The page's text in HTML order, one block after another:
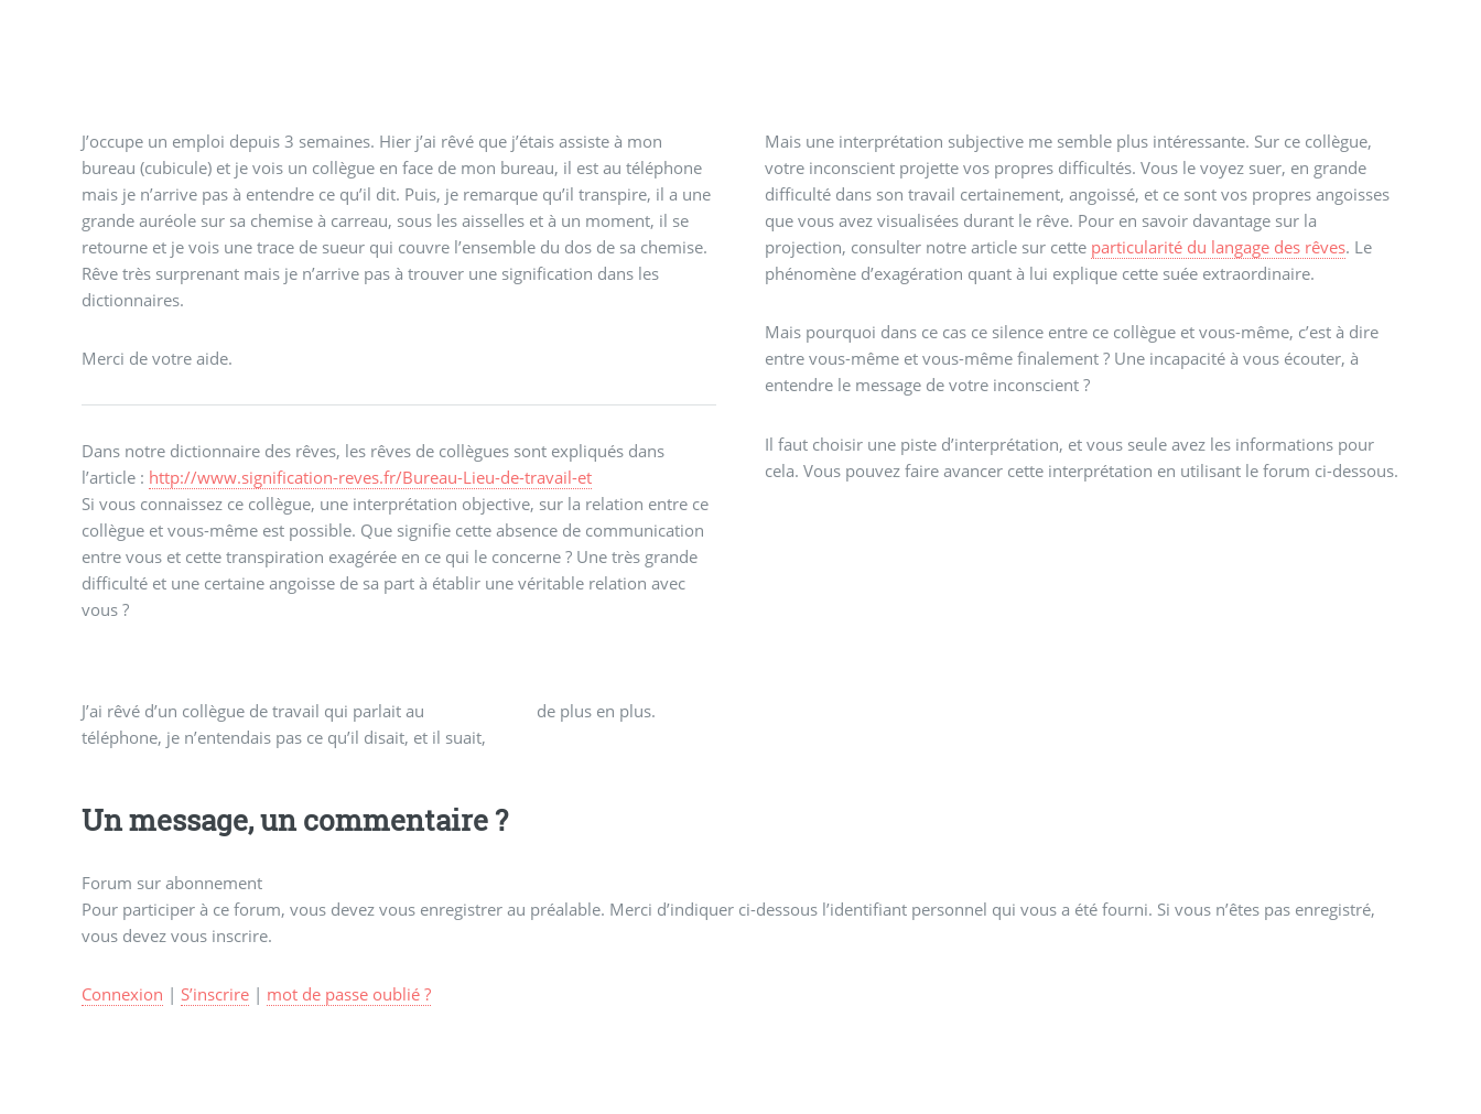
J’occupe un emploi depuis 3 semaines. Hier j’ai rêvé que j’étais assiste à mon
bureau (cubicule) et je vois un collègue en face de mon bureau, il est au téléphone
mais je n’arrive pas à entendre ce qu’il dit. Puis, je remarque qu’il transpire, il a une
grande auréole sur sa chemise à carreau, sous les aisselles et à un moment, il se
retourne et je vois une trace de sueur qui couvre l’ensemble du dos de sa chemise.
Rêve très surprenant mais je n’arrive pas à trouver une signification dans les
dictionnaires.
Merci de votre aide.
Dans notre dictionnaire des rêves, les rêves de collègues sont expliqués dans
l’article : http://www.signification-reves.fr/Bureau-Lieu-de-travail-et
Si vous connaissez ce collègue, une interprétation objective, sur la relation entre ce
collègue et vous-même est possible. Que signifie cette absence de communication
entre vous et cette transpiration exagérée en ce qui le concerne ? Une très grande
difficulté et une certaine angoisse de sa part à établir une véritable relation avec
vous ?
Mais une interprétation subjective me semble plus intéressante. Sur ce collègue,
votre inconscient projette vos propres difficultés. Vous le voyez suer, en grande
difficulté dans son travail certainement, angoissé, et ce sont vos propres angoisses
que vous avez visualisées durant le rêve. Pour en savoir davantage sur la
projection, consulter notre article sur cette particularité du langage des rêves. Le
phénomène d’exagération quant à lui explique cette suée extraordinaire.
Mais pourquoi dans ce cas ce silence entre ce collègue et vous-même, c’est à dire
entre vous-même et vous-même finalement ? Une incapacité à vous écouter, à
entendre le message de votre inconscient ?
Il faut choisir une piste d’interprétation, et vous seule avez les informations pour
cela. Vous pouvez faire avancer cette interprétation en utilisant le forum ci-dessous.
J’ai rêvé d’un collègue de travail qui parlait au
téléphone, je n’entendais pas ce qu’il disait, et il suait,
de plus en plus.
Un message, un commentaire ?
Forum sur abonnement
Pour participer à ce forum, vous devez vous enregistrer au préalable. Merci d’indiquer ci-dessous l’identifiant personnel qui vous a été fourni. Si vous n’êtes pas enregistré,
vous devez vous inscrire.
Connexion | S’inscrire| mot de passe oublié ?